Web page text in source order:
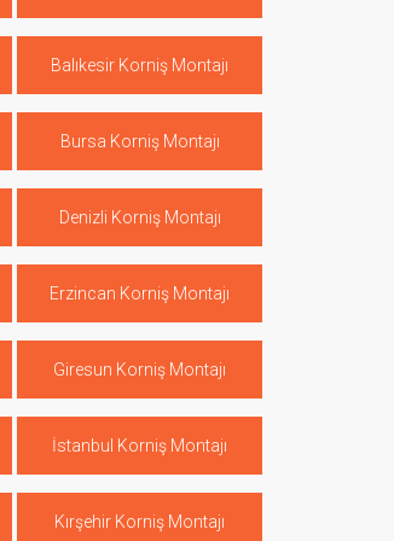
Balıkesir Korniş Montajı
Bursa Korniş Montajı
Denizli Korniş Montajı
Erzincan Korniş Montajı
Giresun Korniş Montajı
İstanbul Korniş Montajı
Kırşehir Korniş Montajı